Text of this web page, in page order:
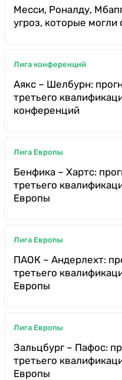
Месси, Роналду,
угроз, которые
Лига конференций
Аякс – Шелбурн:
третьего
конференций
Лига Европы
Бенфика – Хартс:
третьего
Европы
Лига Европы
ПАОК – Андерлехт:
третьего
Европы
Лига Европы
Зальцбург – Пафос:
третьего
Европы